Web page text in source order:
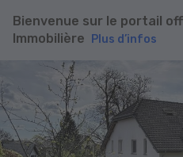
Bienvenue sur le portail
Immobilière
Plus d’infos